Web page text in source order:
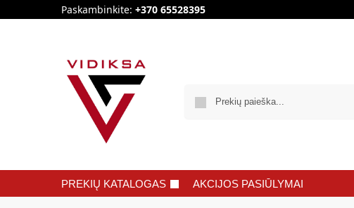
Paskambinkite: +370 65528395
PREKIŲ KATALOGAS AKCIJOS PASIŪLYMAI